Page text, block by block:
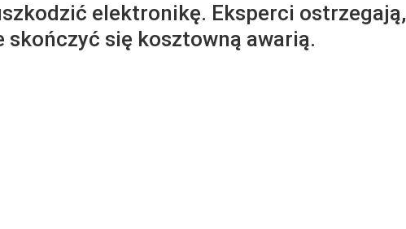
elektronikę. Eksperci ostrzegają,
się kosztowną awarią.